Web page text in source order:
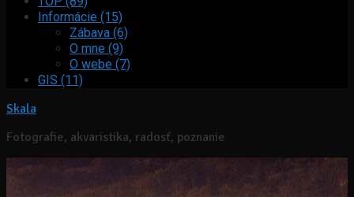
Informácie (15)
Zábava (6)
O mne (9)
O webe (7)
GIS (11)
Skala
Fotografie, akvaristika, radosť, poznanie